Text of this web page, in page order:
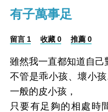
有子萬事足
留言 1 收藏 0 推薦 0
雖然我一直都知道自己
不管是乖小孩、壞小
一般的皮小孩，
只要有足夠的相處時